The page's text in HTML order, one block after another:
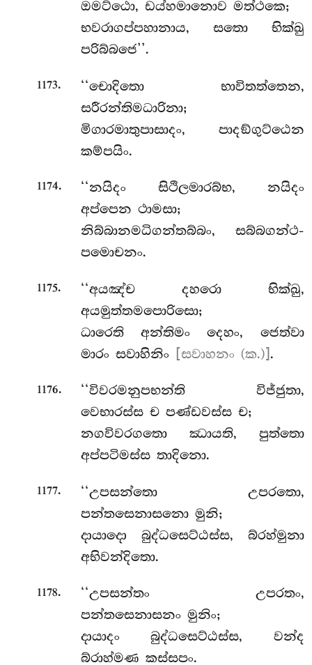
ඔමට්ඨො, ඩය්හමානොව මත්ථකෙ;
භවරාගප්පහානාය, සතො භික්ඛු
පරිබ්බජෙ’’.
1173.
‘‘චොදිතො භාවිතත්තෙන,
සරීරන්තිමධාරිනා;
මිගාරමාතුපාසාදං, පාදඞ්ගුට්ඨෙන
කම්පයිං.
1174.
‘‘නයිදං සිථිලමාරබ්භ, නයිදං
අප්පෙන ථාමසා;
නිබ්බානමධිගන්තබ්බං, සබ්බගන්ථ-
පමොචනං.
1175. ‘‘අයඤ්ච දහරො භික්ඛු,
අයමුත්තමපොරිසො;
ධාරෙති අන්තිමං දෙහං, ජෙත්වා
මාරං සවාහිනිං [සවාහනං (ක.)].
1176. ‘‘විවරමනුපභන්ති විජ්ජුතා,
වෙභාරස්ස ච පණ්ඩවස්ස ච;
නගවිවරගතො ඣායති, පුත්තො
අප්පටිමස්ස තාදිනො.
1177.
‘‘උපසන්තො උපරතො,
පන්තසෙනාසනො මුනි;
දායාදො බුද්ධසෙට්ඨස්ස, බ්රහ්මුනා
අභිවන්දිතො.
1178.
‘‘උපසන්තං උපරතං,
පන්තසෙනාසනං මුනිං;
දායාදං බුද්ධසෙට්ඨස්ස, වන්ද
බ්රාහ්මණ කස්සපං.